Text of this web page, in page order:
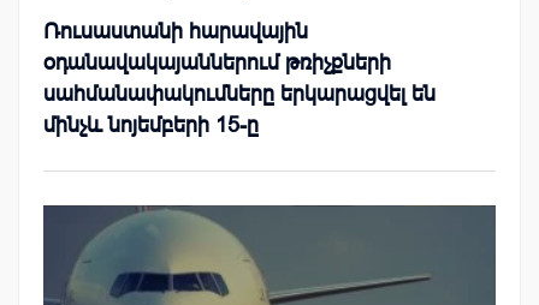
Ռուսաստանի հարավային
օդանավակայաններում թռիչքների
սահմանափակումները երկարացվել են
մինչև նոյեմբերի 15-ը